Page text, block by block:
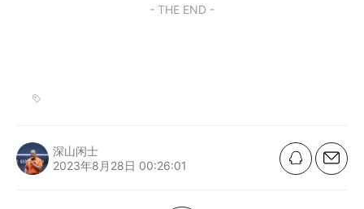
- THE END -
深山闲士
2023年8月28日 00:26:01